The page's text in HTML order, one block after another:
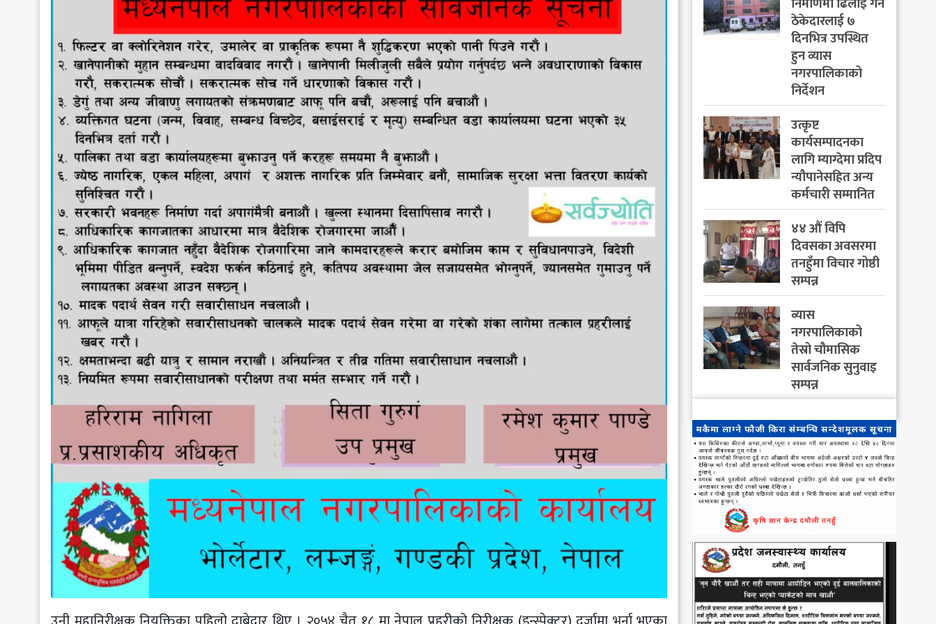
ठेकेदारलाई ७
दिनभित्र उपस्थित
हुन व्यास
नगरपालिकाको
निर्देशन
उत्कृष्ट
कार्यसम्पादनका
लागि म्याग्देमा प्रदिप
न्यौपानेसहित अन्य
कर्मचारी सम्मानित
४४ औं विपि
दिवसका अवसरमा
तनहुँमा विचार गोष्ठी
सम्पन्न
व्यास
नगरपालिकाको
तेस्रो चौमासिक
सार्वजनिक सुनुवाइ
सम्पन्न